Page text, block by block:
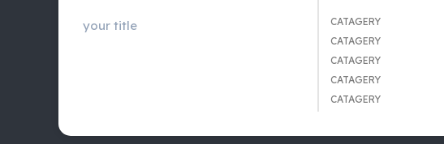
your title
CATAGERY
CATAGERY
CATAGERY
CATAGERY
CATAGERY